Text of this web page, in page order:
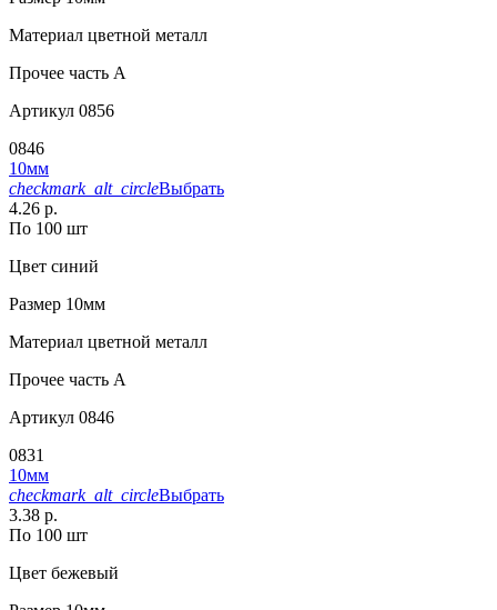
Материал цветной металл
Прочее часть A
Артикул 0856
0846
10мм
checkmark_alt_circleВыбрать
4.26 р.
По 100 шт
Цвет синий
Размер 10мм
Материал цветной металл
Прочее часть A
Артикул 0846
0831
10мм
checkmark_alt_circleВыбрать
3.38 р.
По 100 шт
Цвет бежевый